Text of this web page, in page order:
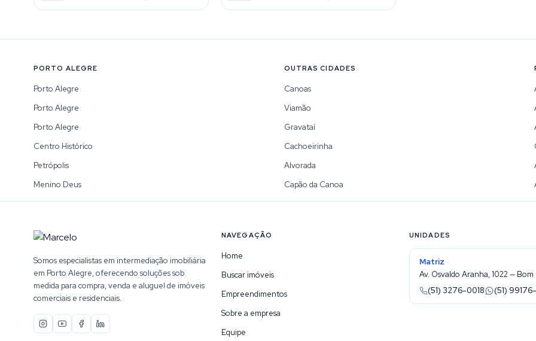
PORTO ALEGRE
Porto Alegre
Porto Alegre
Porto Alegre
Centro Histórico
Petrópolis
Menino Deus
OUTRAS CIDADES
Canoas
Viamão
Gravataí
Cachoeirinha
Alvorada
Capão da Canoa
Somos especialistas em intermediação imobiliária
em Porto Alegre, oferecendo soluções sob
medida para compra, venda e aluguel de imóveis
comerciais e residenciais.
NAVEGAÇÃO
Home
Buscar imóveis
Empreendimentos
Sobre a empresa
Equipe
UNIDADES
Matriz
Av. Osvaldo Aranha, 1022 —
(51) 3276-0018
(51)